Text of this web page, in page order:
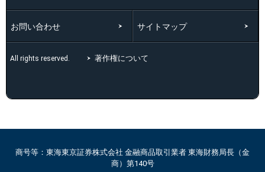
お問い合わせ サイトマップ
All rights reserved. 著作権について
商号等：東海東京証券株式会社 金融商品取引業者 東海財務局長（金
商）第140号